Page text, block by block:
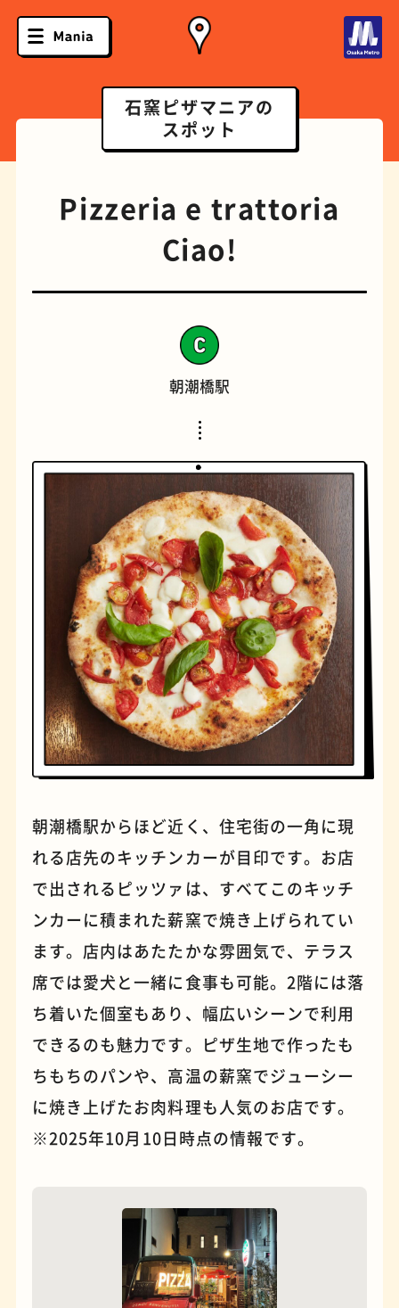
ナポリタン
占い 蕎麦
石窯ピザマニアの
スポット
Pizzeria e trattoria
Ciao!
朝潮橋駅
朝潮橋駅からほど近く、住宅街の一角に現
れる店先のキッチンカーが目印です。お店
で出されるピッツァは、すべてこのキッチ
ンカーに積まれた薪窯で焼き上げられてい
ます。店内はあたたかな雰囲気で、テラス
席では愛犬と一緒に食事も可能。2階には落
ち着いた個室もあり、幅広いシーンで利用
できるのも魅力です。ピザ生地で作ったも
ちもちのパンや、高温の薪窯でジューシー
に焼き上げたお肉料理も人気のお店です。
※2025年10月10日時点の情報です。